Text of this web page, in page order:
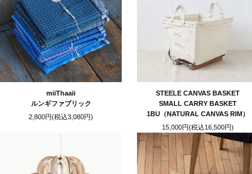
miiThaaii
ルンギファブリック
2,800円(税込3,080円)
STEELE CANVAS BASKET
SMALL CARRY BASKET
1BU（NATURAL CANVAS RIM）
15,000円(税込16,500円)